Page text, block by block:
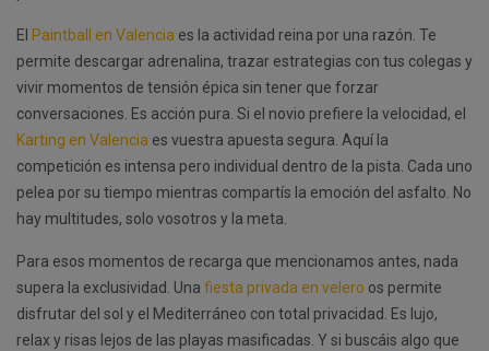
El Paintball en Valencia es la actividad reina por una razón. Te
permite descargar adrenalina, trazar estrategias con tus colegas y
vivir momentos de tensión épica sin tener que forzar
conversaciones. Es acción pura. Si el novio prefiere la velocidad, el
Karting en Valencia es vuestra apuesta segura. Aquí la
competición es intensa pero individual dentro de la pista. Cada uno
pelea por su tiempo mientras compartís la emoción del asfalto. No
hay multitudes, solo vosotros y la meta.
Para esos momentos de recarga que mencionamos antes, nada
supera la exclusividad. Una fiesta privada en velero os permite
disfrutar del sol y el Mediterráneo con total privacidad. Es lujo,
relax y risas lejos de las playas masificadas. Y si buscáis algo que